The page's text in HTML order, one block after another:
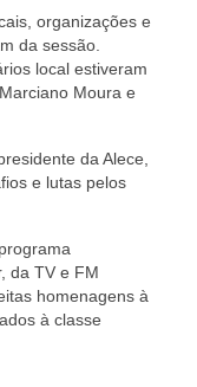
organizações e
da sessão.
local estiveram
Moura e
da Alece,
e lutas pelos
da TV e FM
homenagens à
à classe